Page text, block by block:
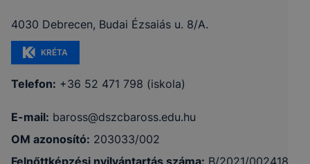
4030 Debrecen, Budai Ézsaiás u. 8/A.
KRÉTA
Telefon: +36 52 471 798 (iskola)
E-mail: baross@dszcbaross.edu.hu
OM azonosító: 203033/002
Felnőttképzési nyilvántartás száma: B/2021/002418